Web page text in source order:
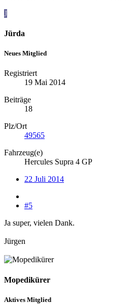
J
Jürda
Neues Mitglied
Registriert
19 Mai 2014
Beiträge
18
Plz/Ort
49565
Fahrzeug(e)
Hercules Supra 4 GP
22 Juli 2014
#5
Ja super, vielen Dank.
Jürgen
Mopedikürer
Aktives Mitglied